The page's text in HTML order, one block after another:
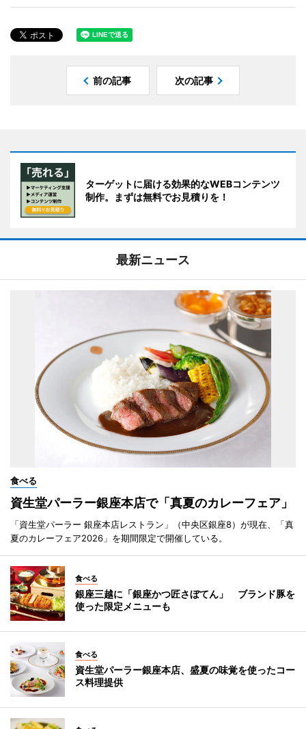
前の記事 次の記事
ターゲットに届ける効果的なWEBコンテンツ
制作。まずは無料でお見積りを！
最新ニュース
食べる
資生堂パーラー銀座本店で「真夏のカレーフェア」
「資生堂パーラー 銀座本店レストラン」（中央区銀座8）が現在、「真
夏のカレーフェア2026」を期間限定で開催している。
食べる
銀座三越に「銀座かつ匠さぼてん」 ブランド豚を
使った限定メニューも
食べる
資生堂パーラー銀座本店、盛夏の味覚を使ったコー
ス料理提供